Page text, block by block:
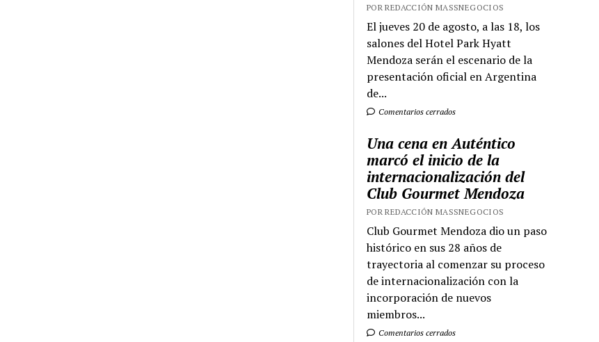
POR REDACCIÓN MASSNEGOCIOS
El jueves 20 de agosto, a las 18, los
salones del Hotel Park Hyatt
Mendoza serán el escenario de la
presentación oficial en Argentina
de...
Comentarios cerrados
Una cena en Auténtico
marcó el inicio de la
internacionalización del
Club Gourmet Mendoza
POR REDACCIÓN MASSNEGOCIOS
Club Gourmet Mendoza dio un paso
histórico en sus 28 años de
trayectoria al comenzar su proceso
de internacionalización con la
incorporación de nuevos
miembros...
Comentarios cerrados